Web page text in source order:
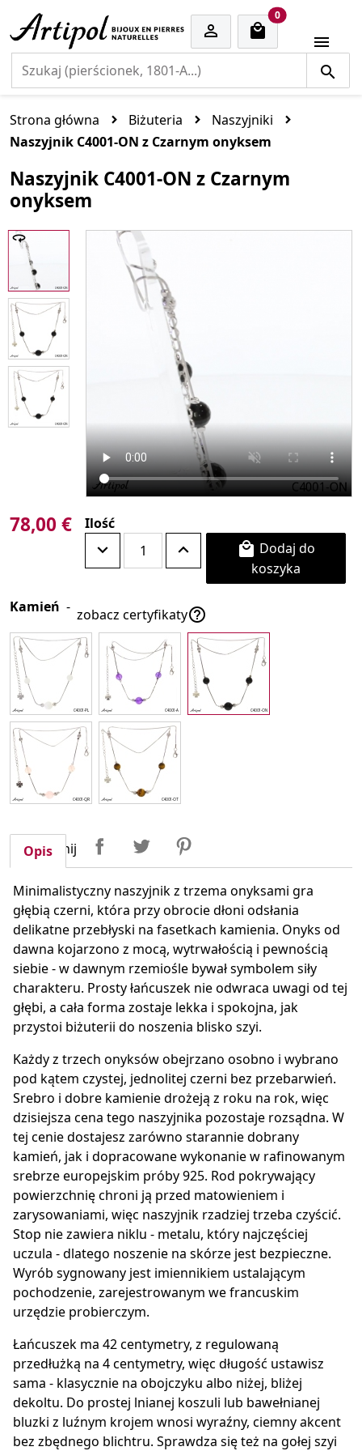

0cart items

Strona główna Biżuteria
Naszyjniki
Naszyjnik C4001-ON z Czarnym onyksem
Naszyjnik C4001-ON z Czarnym
onyksem
78,00 € Ilość

koszyka
Kamień - zobacz certyfikaty
Udostępnij UdostępnijTweetuj
Opis
Minimalistyczny naszyjnik z trzema onyksami gra
głębią czerni, która przy obrocie dłoni odsłania
delikatne przebłyski na fasetkach kamienia. Onyks od
dawna kojarzono z mocą, wytrwałością i pewnością
siebie - w dawnym rzemiośle bywał symbolem siły
charakteru. Prosty łańcuszek nie odwraca uwagi od tej
głębi, a cała forma zostaje lekka i spokojna, jak
przystoi biżuterii do noszenia blisko szyi.
Każdy z trzech onyksów obejrzano osobno i wybrano
pod kątem czystej, jednolitej czerni bez przebarwień.
Srebro i dobre kamienie drożeją z roku na rok, więc
dzisiejsza cena tego naszyjnika pozostaje rozsądna. W
tej cenie dostajesz zarówno starannie dobrany
kamień, jak i dopracowane wykonanie w rafinowanym
srebrze europejskim próby 925. Rod pokrywający
powierzchnię chroni ją przed matowieniem i
zarysowaniami, więc naszyjnik rzadziej trzeba czyścić.
Stop nie zawiera niklu - metalu, który najczęściej
uczula - dlatego noszenie na skórze jest bezpieczne.
Wyrób sygnowany jest imiennikiem ustalającym
pochodzenie, zarejestrowanym we francuskim
urzędzie probierczym.
Łańcuszek ma 42 centymetry, z regulowaną
przedłużką na 4 centymetry, więc długość ustawisz
sama - klasycznie na obojczyku albo niżej, bliżej
dekoltu. Do prostej lnianej koszuli lub bawełnianej
bluzki z luźnym krojem wnosi wyraźny, ciemny akcent
bez zbędnego blichtru. Sprawdza się też na gołej szyi